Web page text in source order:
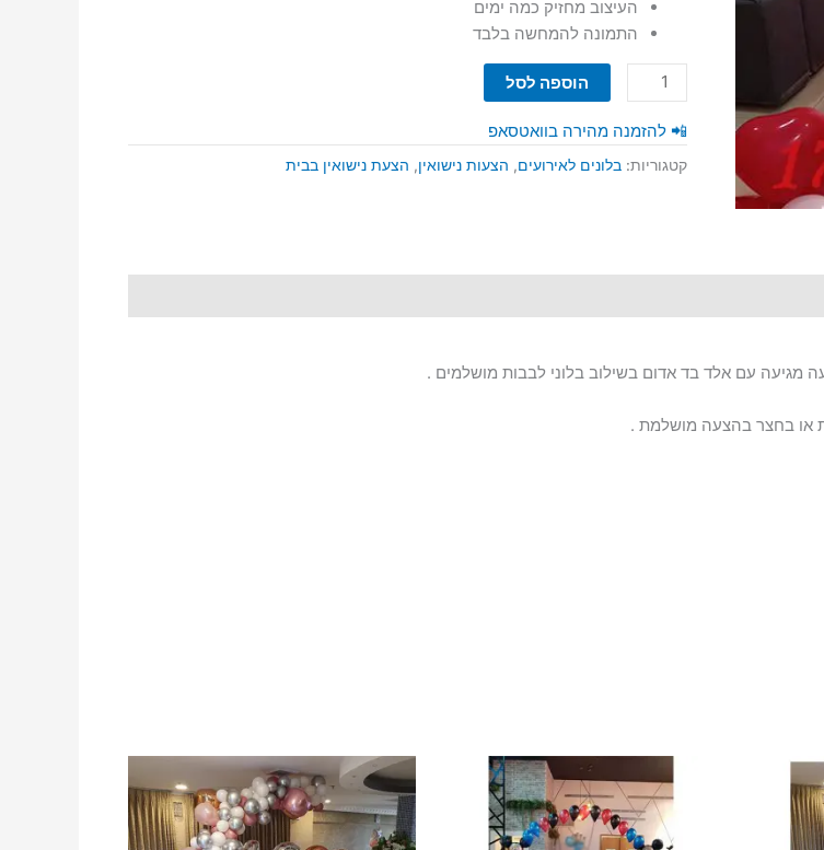
העיצוב מחזיק כמה ימים
התמונה להמחשה בלבד
כמות
של
הצעת
בבית
הוספה לסל
📲 להזמנה מהירה בוואטסאפ
קטגוריות:בלונים לאירועים, הצעות נישואין, הצעת נישואין בבית
מגיעה עם אלד בד אדום בשילוב בלוני לבבות מושלמים .